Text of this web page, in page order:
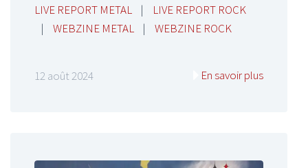
LIVE REPORT METAL |
LIVE REPORT ROCK
|
WEBZINE METAL | WEBZINE ROCK
12 août 2024 En savoir plus